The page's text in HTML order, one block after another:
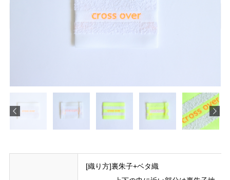
[織り方]裏朱子+ベタ織